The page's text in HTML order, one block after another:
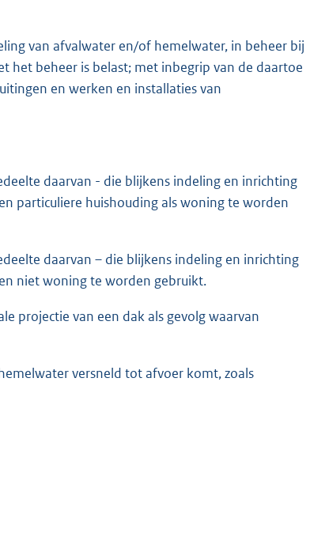
van afvalwater en/of hemelwater, in beheer bij
het beheer is belast; met inbegrip van de daartoe
en werken en installaties van
daarvan - die blijkens indeling en inrichting
particuliere huishouding als woning te worden
daarvan – die blijkens indeling en inrichting
niet woning te worden gebruikt.
projectie van een dak als gevolg waarvan
versneld tot afvoer komt, zoals